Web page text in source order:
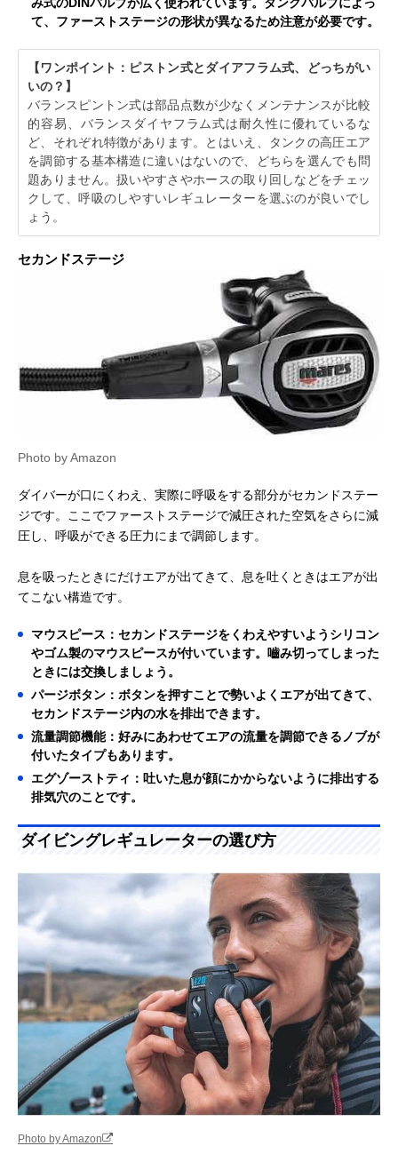
て、ファーストステージの形状が異なるため注意が必要です。
【ワンポイント：ピストン式とダイアフラム式、どっちがい
いの？】
バランスピントン式は部品点数が少なくメンテナンスが比較
的容易、バランスダイヤフラム式は耐久性に優れているな
ど、それぞれ特徴があります。とはいえ、タンクの高圧エア
を調節する基本構造に違いはないので、どちらを選んでも問
題ありません。扱いやすさやホースの取り回しなどをチェッ
クして、呼吸のしやすいレギュレーターを選ぶのが良いでし
ょう。
セカンドステージ
Photo by Amazon
ダイバーが口にくわえ、実際に呼吸をする部分がセカンドステー
ジです。ここでファーストステージで減圧された空気をさらに減
圧し、呼吸ができる圧力にまで調節します。
息を吸ったときにだけエアが出てきて、息を吐くときはエアが出
てこない構造です。
マウスピース：セカンドステージをくわえやすいようシリコン
やゴム製のマウスピースが付いています。嚙み切ってしまった
ときには交換しましょう。
パージボタン：ボタンを押すことで勢いよくエアが出てきて、
セカンドステージ内の水を排出できます。
流量調節機能：好みにあわせてエアの流量を調節できるノブが
付いたタイプもあります。
エグゾーストティ：吐いた息が顔にかからないように排出する
排気穴のことです。
ダイビングレギュレーターの選び方
Photo by Amazon